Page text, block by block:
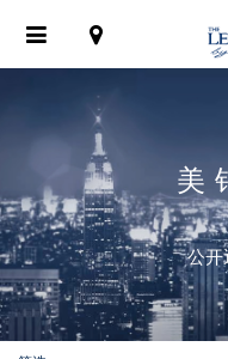
navigation
美
公